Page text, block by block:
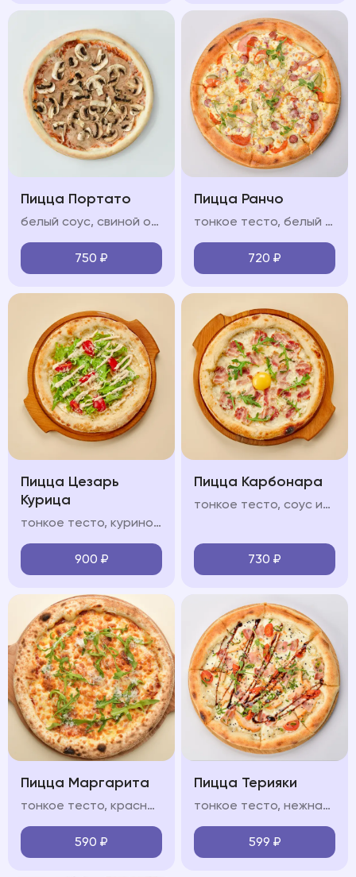
Пицца Портато
белый соус, свиной окорок, охотничьи колбаски, бекон сырокопчёный, моцарелла, красный лук, соус барбекю
750 ₽
Пицца Ранчо
тонкое тесто, белый соус, ветчина, охотничьи колбаски, салями, моцарелла, красный лук, яйцо
720 ₽
Пицца Цезарь
Курица
тонкое тесто, куриное филе, соус "Цезарь", помидоры черри, сливочный соус, моцарелла, зелень микс, пармезан
900 ₽
Пицца Карбонара
тонкое тесто, соус из томатов, моцарелла, бекон, пармезан, прованские травы, чеснок
730 ₽
Пицца Маргарита
тонкое тесто, красный/белый соус, моцарелла, руккола, пармезан
590 ₽
Пицца Терияки
тонкое тесто, нежная курица в сладковатом соусе терияки, моцарелла, сливочный белый соус, кунжут
599 ₽